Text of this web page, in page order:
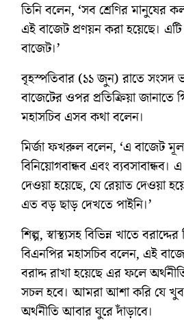
তিনি বলেন, ‘সব শ্রেণির মানুষের
এই বাজেট প্রণয়ন করা হয়েছে।
বাজেট।’
বৃহস্পতিবার (১১ জুন) রাতে সংসদ
বাজেটের ওপর প্রতিক্রিয়া জানাতে
মহাসচিব এসব কথা বলেন।
মির্জা ফখরুল বলেন, ‘এ বাজেট
বিনিয়োগবান্ধব এবং
দেওয়া হয়েছে, যে রেয়াত দেওয়া
এত বড় ছাড় দেখতে পাইনি।’
শিল্প, স্বাস্থ্যসহ বিভিন্ন খাতে
বিএনপির মহাসচিব বলেন, এই
বরাদ্দ রাখা হয়েছে এর ফলে
সচল হবে। আমরা আশা করি যে খুব
অর্থনীতি আবার ঘুরে দাঁড়াবে।